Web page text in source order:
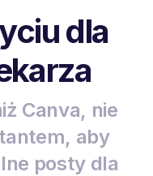
dla
Canva, nie
aby
posty dla